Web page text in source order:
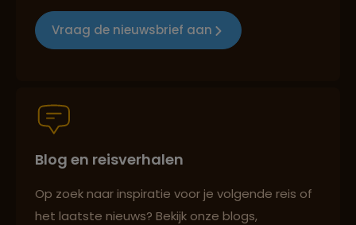
Groepsreizen mét indivuele vrijheid
Best beoordeelde reisroutes
Vraag de nieuwsbrief aan
Blog en reisverhalen
Op zoek naar inspiratie voor je volgende reis of
het laatste nieuws? Bekijk onze blogs,